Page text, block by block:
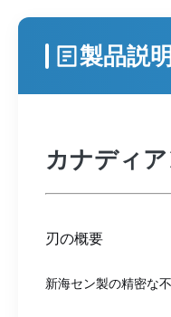
製品説
カナディ
刃の概要
新海セン製の精密な